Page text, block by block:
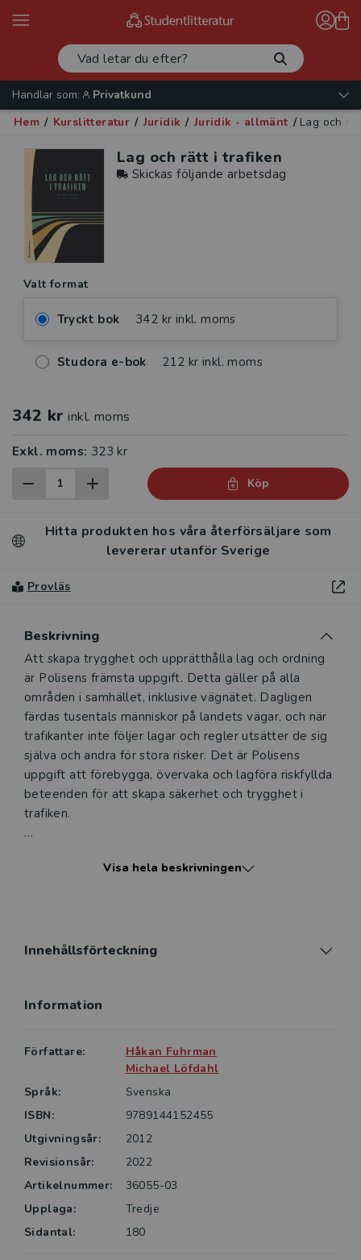
Handlar som:
Privatkund
Hem / Kurslitteratur / Juridik / Juridik - allmänt / Lag och
Lag och rätt i trafiken
Skickas följande arbetsdag
Valt format
Tryckt bok 342 kr inkl. moms
Studora e-bok 212 kr inkl. moms
342 kr inkl. moms
Exkl. moms: 323 kr
Köp
Hitta produkten hos våra återförsäljare som
levererar utanför Sverige
Provläs
Beskrivning
Beskrivning
Att skapa trygghet och upprätthålla lag och ordning
är Polisens främsta uppgift. Detta gäller på alla
områden i samhället, inklusive vägnätet. Dagligen
färdas tusentals människor på landets vägar, och när
trafikanter inte följer lagar och regler utsätter de sig
själva och andra för stora risker. Det är Polisens
uppgift att förebygga, övervaka och lagföra riskfyllda
beteenden för att skapa säkerhet och trygghet i
trafiken.
trafik som metod (2016) delta i
de delar av trafik­lagstiftningen som poliser oftast
och fordonsförordningen.
I och med denna upplaga har Michael Löfdahl tagit
över som författare. Boken är uppdaterad när det
gäller regler och föreskrifter samt i övrigt reviderad
med hänsyn till nya lagar och förordningar på
området.
Boken riktar sig främst till landets polisutbildningar
men den kan även fungera som ett stöd ute på fältet
Visa hela beskrivningen
Innehållsförteckning
Information
Författare:
Håkan Fuhrman
Michael Löfdahl
Språk:
Svenska
ISBN:
9789144152455
Utgivningsår:
2012
Revisionsår:
2022
Artikelnummer:
36055-03
Upplaga:
Tredje
Sidantal:
180